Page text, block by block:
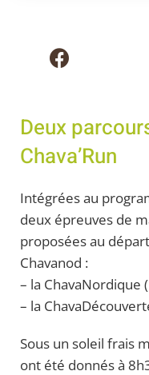
Deux
Chava’Run
Intégrées au
deux épreuves de
proposées au
Chavanod :
– la ChavaNordique
– la
Sous un soleil frais
ont été donnés à